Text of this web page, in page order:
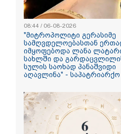
ფაქტზე
6 თვით
აღკვეთა
08:44 / 06-08-2026
"მიტროპოლიტი გერასიმე
სამღვდელოებასთან
იმყოფებოდა ლანა
სახლში და
სულის საოხად პანაშვიდი
აღავლინა" - საპატრიარქო